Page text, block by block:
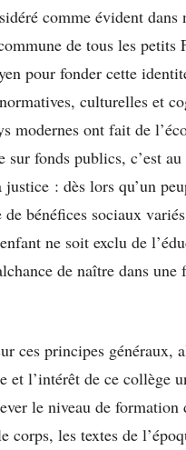
comme évident dans
de tous les petits
pour fonder cette
culturelles et
modernes ont fait de
sur fonds publics, c’est
: dès lors qu’un
bénéfices sociaux
ne soit exclu de
de naître dans une
ces principes généraux,
et l’intérêt de ce collège
le niveau de formation
corps, les textes de